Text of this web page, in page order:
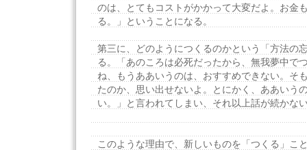
のは、とてもコストがかかって大変だよ。お金
る。」ということになる。
第三に、どのようにつくるのかという「方法の
る。「あのころは必死だったから、無我夢中で
ね、もうああいうのは、おすすめできない。そ
たのか、思い出せないよ。とにかく、ああいう
い。」と言われてしまい、それ以上話が続かな
このような理由で、新しいものを「つくる」こ